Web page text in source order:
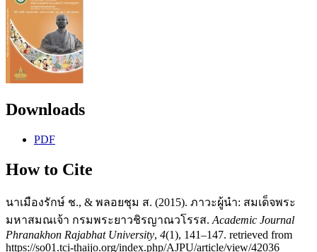
Downloads
PDF
How to Cite
นาเมืองรักษ์ ช., & พลอยชุม ส. (2015). ภาวะผู้นำ: สมเด็จพระ
มหาสมณเจ้า กรมพระยาวชิรญาณวโรรส. Academic Journal
Phranakhon Rajabhat University, 4(1), 141–147. retrieved from
https://so01.tci-thaijo.org/index.php/AJPU/article/view/42036